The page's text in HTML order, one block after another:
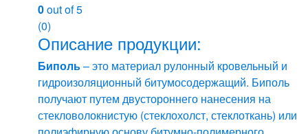
0out of 5
(0)
Описание продукции:
Биполь– это материал рулонный кровельный и
гидроизоляционный битумосодержащий. Биполь
получают путем двустороннего нанесения на
стекловолокнистую (стеклохолст, стеклоткань) или